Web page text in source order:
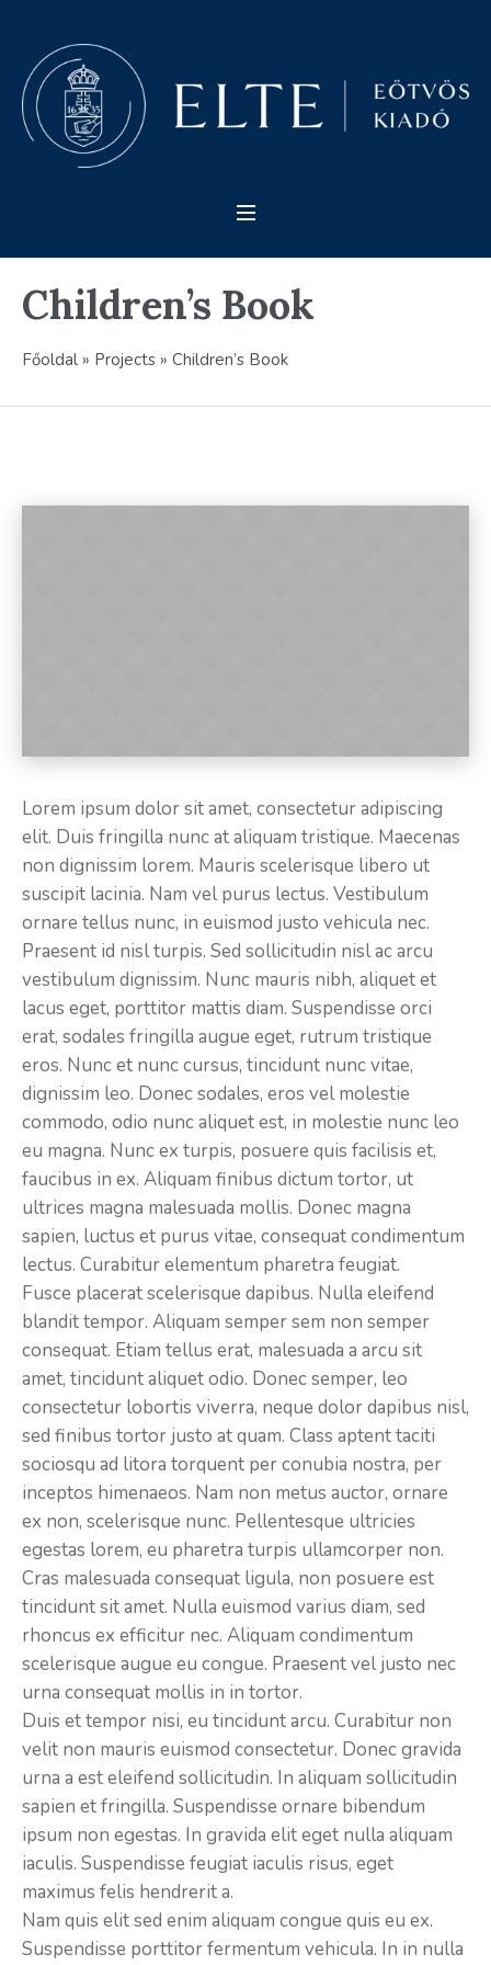
Children’s Book
Főoldal » Projects » Children’s Book
Lorem ipsum dolor sit amet, consectetur adipiscing
elit. Duis fringilla nunc at aliquam tristique. Maecenas
non dignissim lorem. Mauris scelerisque libero ut
suscipit lacinia. Nam vel purus lectus. Vestibulum
ornare tellus nunc, in euismod justo vehicula nec.
Praesent id nisl turpis. Sed sollicitudin nisl ac arcu
vestibulum dignissim. Nunc mauris nibh, aliquet et
lacus eget, porttitor mattis diam. Suspendisse orci
erat, sodales fringilla augue eget, rutrum tristique
eros. Nunc et nunc cursus, tincidunt nunc vitae,
dignissim leo. Donec sodales, eros vel molestie
commodo, odio nunc aliquet est, in molestie nunc leo
eu magna. Nunc ex turpis, posuere quis facilisis et,
faucibus in ex. Aliquam finibus dictum tortor, ut
ultrices magna malesuada mollis. Donec magna
sapien, luctus et purus vitae, consequat condimentum
lectus. Curabitur elementum pharetra feugiat.
Fusce placerat scelerisque dapibus. Nulla eleifend
blandit tempor. Aliquam semper sem non semper
consequat. Etiam tellus erat, malesuada a arcu sit
amet, tincidunt aliquet odio. Donec semper, leo
consectetur lobortis viverra, neque dolor dapibus nisl,
sed finibus tortor justo at quam. Class aptent taciti
sociosqu ad litora torquent per conubia nostra, per
inceptos himenaeos. Nam non metus auctor, ornare
ex non, scelerisque nunc. Pellentesque ultricies
egestas lorem, eu pharetra turpis ullamcorper non.
Cras malesuada consequat ligula, non posuere est
tincidunt sit amet. Nulla euismod varius diam, sed
rhoncus ex efficitur nec. Aliquam condimentum
scelerisque augue eu congue. Praesent vel justo nec
urna consequat mollis in in tortor.
Duis et tempor nisi, eu tincidunt arcu. Curabitur non
velit non mauris euismod consectetur. Donec gravida
urna a est eleifend sollicitudin. In aliquam sollicitudin
sapien et fringilla. Suspendisse ornare bibendum
ipsum non egestas. In gravida elit eget nulla aliquam
iaculis. Suspendisse feugiat iaculis risus, eget
maximus felis hendrerit a.
Nam quis elit sed enim aliquam congue quis eu ex.
Suspendisse porttitor fermentum vehicula. In in nulla